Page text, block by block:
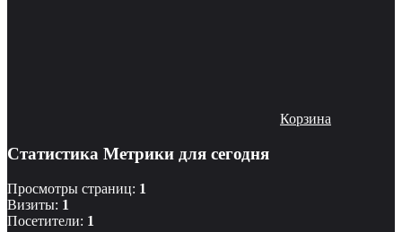
Корзина
Статистика Метрики для сегодня
Просмотры страниц: 1
Визиты: 1
Посетители: 1